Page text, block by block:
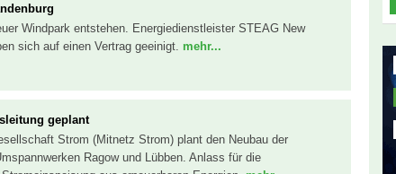
Windpark entstehen. Energiedienstleister STEAG New
sich auf einen Vertrag geeinigt. mehr...
geplant
Strom (Mitnetz Strom) plant den Neubau der
Ragow und Lübben. Anlass für die